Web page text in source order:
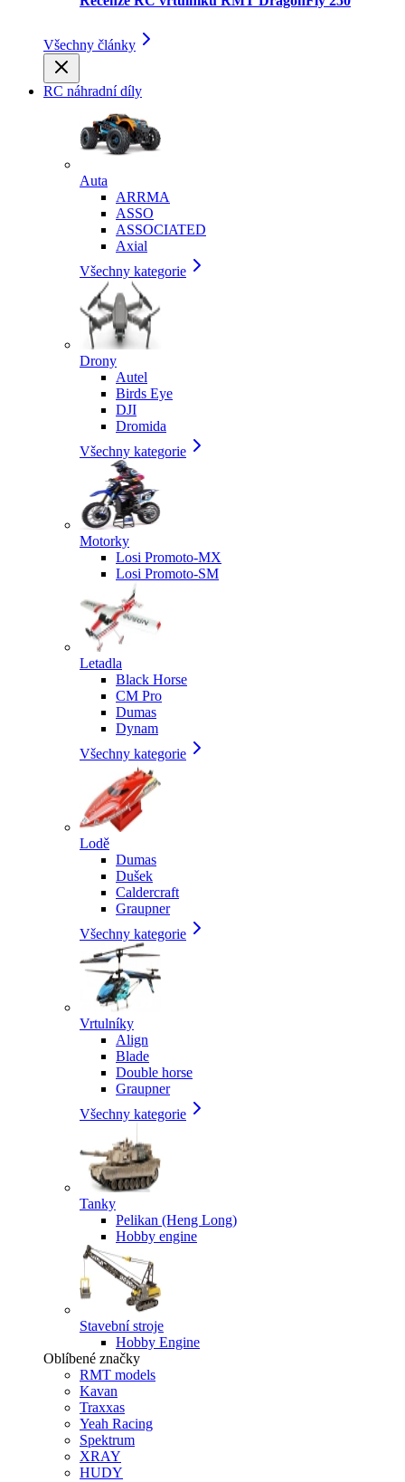
Všechny články
RC náhradní díly
Auta
ARRMA
ASSO
ASSOCIATED
Axial
Všechny kategorie
Drony
Autel
Birds Eye
DJI
Dromida
Všechny kategorie
Motorky
Losi Promoto-MX
Losi Promoto-SM
Letadla
Black Horse
CM Pro
Dumas
Dynam
Všechny kategorie
Lodě
Dumas
Dušek
Caldercraft
Graupner
Všechny kategorie
Vrtulníky
Align
Blade
Double horse
Graupner
Všechny kategorie
Tanky
Pelikan (Heng Long)
Hobby engine
Stavební stroje
Hobby Engine
Oblíbené značky
RMT models
Kavan
Traxxas
Yeah Racing
Spektrum
XRAY
HUDY